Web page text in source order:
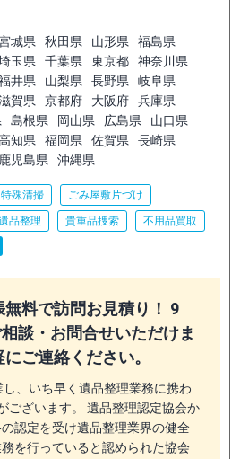
城県 秋田県 山形県
福島県
玉県 千葉県 東京都
神奈川県
井県 山梨県 長野県
岐阜県
賀県 京都府 大阪府
兵庫県
島根県 岡山県 広島県
山口県
知県 福岡県 佐賀県
長崎県
鹿児島県 沖縄県
特殊清掃 ごみ屋敷片づけ
品整理 貴重品捜索
不用品買取
料で訪問お見積り！ 9
談・お問合せいただけま
ご連絡ください。
、いち早く遺品整理業務に携わ
ございます。 遺品整理認定協会か
認定を受け遺品整理業界の健全
を行っていると認められた協会